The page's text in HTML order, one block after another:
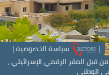
| سياسة الخصوصية|
قبل المقر الرقمي الإسرائيلي ،
الوطني